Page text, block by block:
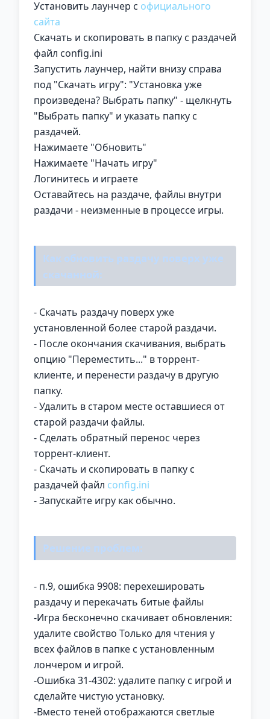
Установить лаунчер с официального
сайта
Скачать и скопировать в папку с раздачей
файл config.ini
Запустить лаунчер, найти внизу справа
под "Скачать игру": "Установка уже
произведена? Выбрать папку" - щелкнуть
"Выбрать папку" и указать папку с
раздачей.
Нажимаете "Обновить"
Нажимаете "Начать игру"
Логинитесь и играете
Оставайтесь на раздаче, файлы внутри
раздачи - неизменные в процессе игры.
Как обновить раздачу поверх уже
скачанной:
- Скачать раздачу поверх уже
установленной более старой раздачи.
- После окончания скачивания, выбрать
опцию "Переместить..." в торрент-
клиенте, и перенести раздачу в другую
папку.
- Удалить в старом месте оставшиеся от
старой раздачи файлы.
- Сделать обратный перенос через
торрент-клиент.
- Скачать и скопировать в папку с
раздачей файл config.ini
- Запускайте игру как обычно.
Решение проблем:
- п.9, ошибка 9908: перехешировать
раздачу и перекачать битые файлы
-Игра бесконечно скачивает обновления:
удалите свойство Только для чтения у
всех файлов в папке с установленным
лончером и игрой.
-Ошибка 31-4302: удалите папку с игрой и
сделайте чистую установку.
-Вместо теней отображаются светлые